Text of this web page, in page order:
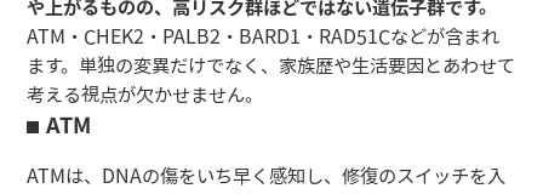
や上がるものの、高リスク群ほどではない遺伝子群です。
ATM・CHEK2・PALB2・BARD1・RAD51Cなどが含まれ
ます。単独の変異だけでなく、家族歴や生活要因とあわせて
考える視点が欠かせません。
ATM
ATMは、DNAの傷をいち早く感知し、修復のスイッチを入